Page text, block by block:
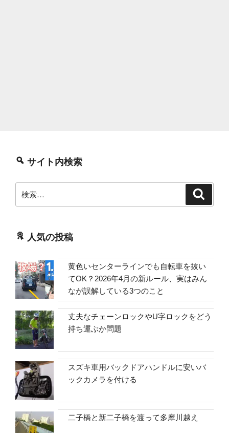
サイト内検索
索:
人気の投稿
黄色いセンターラインでも自転車を抜い
てOK？2026年4月の新ルール、実はみん
なが誤解している3つのこと
丈夫なチェーンロックやU字ロックをどう
持ち運ぶか問題
スズキ車用バックドアハンドルに安いバ
ックカメラを付ける
二子橋と新二子橋を渡って多摩川越え